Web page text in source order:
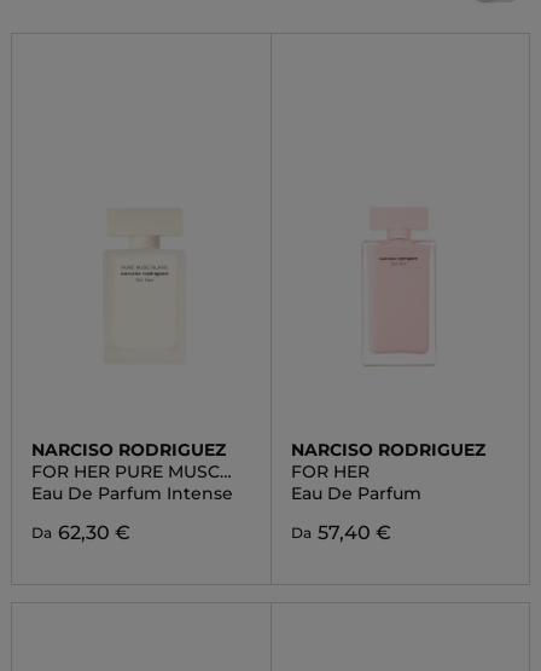
NARCISO RODRIGUEZ
FOR HER PURE MUSC
BLANC
Eau De Parfum Intense
Da 62,30 €
NARCISO RODRIGUEZ
FOR HER
Eau De Parfum
Da 57,40 €